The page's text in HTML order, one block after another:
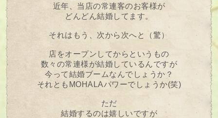
近年、当店の常連客のお客様が
どんどん結婚してます。
それはもう、次から次へと（驚）
店をオープンしてからというもの
数々の常連様が結婚しているんですが
今って結婚ブームなんでしょうか？
それともMOHALAパワーでしょうか(笑)
ただ
結婚するのは嬉しいですが